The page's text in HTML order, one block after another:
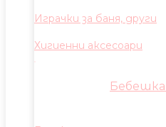
Играчки за баня, други
Хигиенни аксесоари